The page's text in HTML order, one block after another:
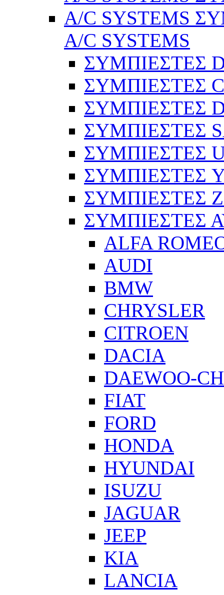
A/C SYSTEMS
A/C SYSTEMS
ΣΥΜΠΙΕΣΤΕΣ
ΣΥΜΠΙΕΣΤΕΣ
ΣΥΜΠΙΕΣΤΕΣ
ΣΥΜΠΙΕΣΤΕΣ
ΣΥΜΠΙΕΣΤΕΣ
ΣΥΜΠΙΕΣΤΕΣ
ΣΥΜΠΙΕΣΤΕΣ
ΣΥΜΠΙΕΣΤΕΣ
ALFA
AUDI
BMW
CHRYSLER
CITROEN
DACIA
DAEWOO-
FIAT
FORD
HONDA
HYUNDAI
ISUZU
JAGUAR
JEEP
KIA
LANCIA